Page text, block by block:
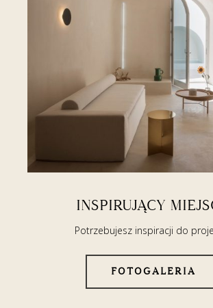
INSPIRUJĄCY
Potrzebujesz inspiracji do
FOTOGALERIA